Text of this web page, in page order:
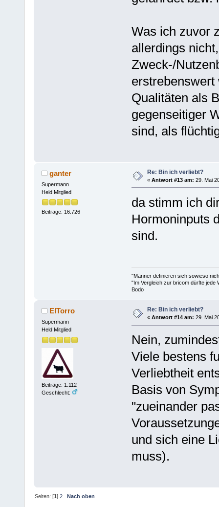
Was ich zuvor
allerdings
Zweck-/
Qualitäten als
gegenseitiger
sind, als
ganter
Supermann
Held Mitglied
Beiträge: 16.726
Re: Bin ich verliebt?
« Antwort #13 am: 29. Mai
da stimm ich
Hormoninputs
sind.
"Männer definieren sich sowieso
"Im Vergleich zur bricom dürfte jede
Bodo
ElTorro
Supermann
Held Mitglied
Beiträge: 1.112
Geschlecht:
Re: Bin ich verliebt?
« Antwort #14 am: 29. Mai
Nein,
Viele bestens
Verliebtheit
Basis von
"zueinander
und sich eine
muss).
Seiten: [1]2 Nach oben